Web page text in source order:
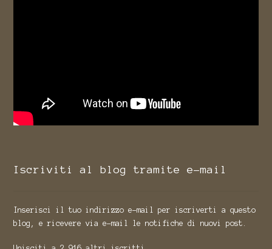
Iscriviti al blog tramite e-mail
Inserisci il tuo indirizzo e-mail per iscriverti a questo
blog, e ricevere via e-mail le notifiche di nuovi post.